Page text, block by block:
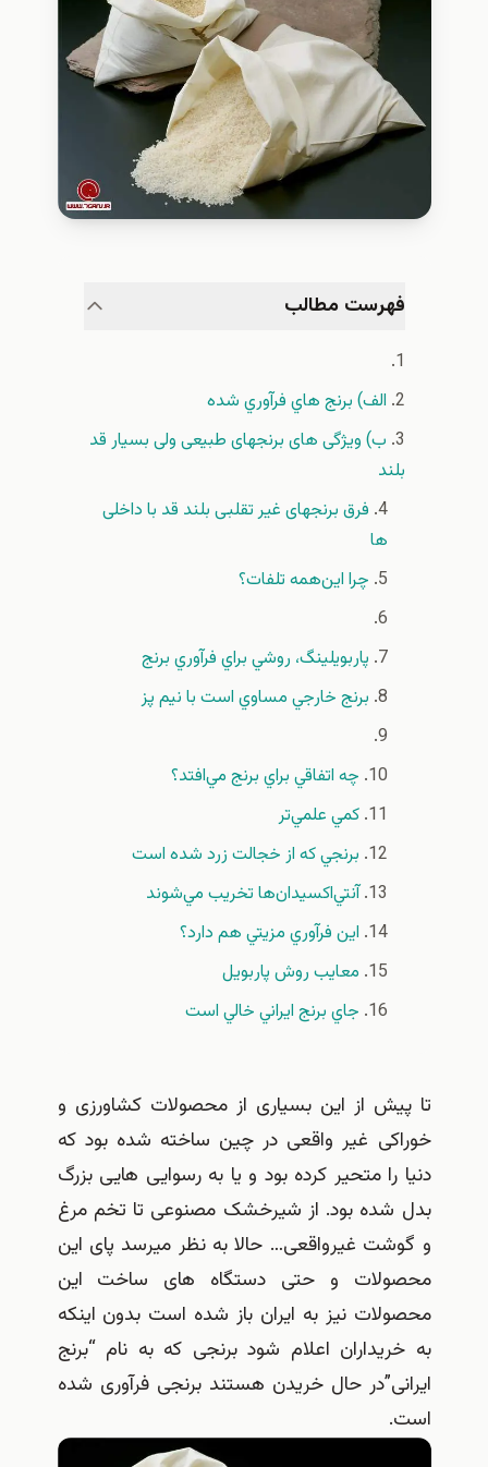
فهرست مطالب
الف) برنج هاي فرآوري شده
ب) ویژگی های برنجهای طبیعی ولی بسیار قد
بلند
فرق برنجهای غیر تقلبی بلند قد با داخلی
ها
چرا اين‌همه تلفات؟
پاربويلينگ، روشي براي فرآوري برنج
برنج خارجي مساوي است با نيم پز
چه اتفاقي براي برنج مي‌افتد؟
كمي علمي‌تر
برنجي كه از خجالت زرد شده است
آنتي‌اكسيدان‌ها تخريب مي‌شوند
اين فرآوري مزيتي هم دارد؟
‌معايب‌ روش پاربويل
جاي برنج ايراني خالي است
تا پیش از این بسیاری از محصولات کشاورزی و
خوراکی غیر واقعی در چین ساخته شده بود که
دنیا را متحیر کرده بود و یا به رسوایی هایی بزرگ
بدل شده بود. از شیرخشک مصنوعی تا تخم مرغ
و گوشت غیرواقعی… حالا به نظر میرسد پای این
محصولات و حتی دستگاه های ساخت این
محصولات نیز به ایران باز شده است بدون اینکه
به خریداران اعلام شود برنجی که به نام “برنج
ایرانی”در حال خریدن هستند برنجی فرآوری شده
است.